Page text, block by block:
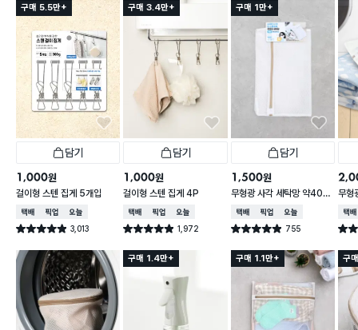
구매 5.5만+
담기
1,000원
걸이형 스텐 집게 5개입
택배배송매장픽업오늘배송
별점 4.9점 3,013
건 작성
구매 3.4만+
담기
1,000원
걸이형 스텐 집게 4P
택배배송매장픽업오늘배송
별점 4.9점 1,972
건 작성
구매 1만+
담기
1,500원
무형광 사각 세탁망 약40X
50cm
택배배송매장픽업오늘배송
별점 4.9점 755
건 작성
무형
택배
별점
구매 1.4만+ 구매 1.1만+ 구